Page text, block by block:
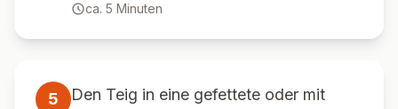
ca. 5 Minuten
5
Den Teig in eine gefettete oder mit